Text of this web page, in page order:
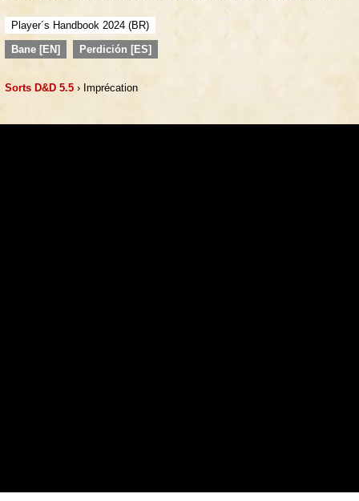
Player´s Handbook 2024 (BR)
Bane [EN]
Perdición [ES]
Sorts D&D 5.5 › Imprécation